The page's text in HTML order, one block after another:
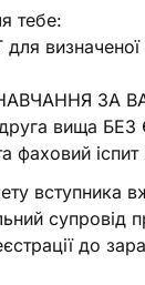
тебе:
визначеної
ЗА
друга вища
фаховий
вступника
супровід
до